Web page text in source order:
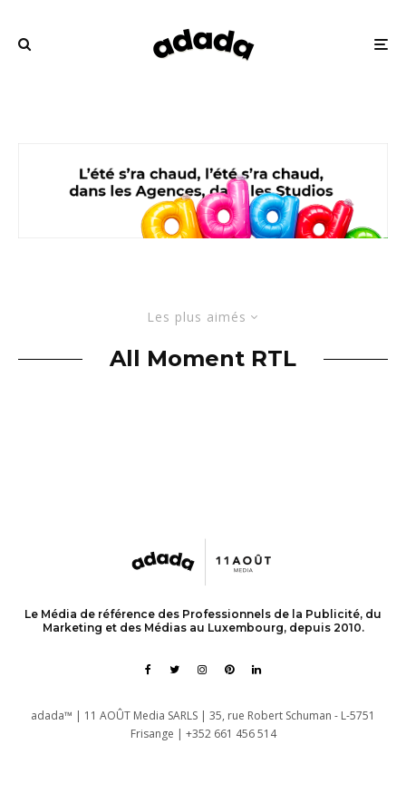
Les plus aimés
All Moment RTL
Le Média de référence des Professionnels de la Publicité, du
Marketing et des Médias au Luxembourg, depuis 2010.
adada™ | 11 AOÛT Media SARLS | 35, rue Robert Schuman - L-5751
Frisange | +352 661 456 514